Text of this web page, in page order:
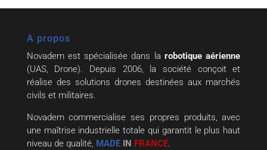
A propos
Novadem est spécialisée dans la robotique aérienne
(UAS, Drone). Depuis 2006, la société conçoit et
réalise des solutions drones destinées aux marchés
civils et militaires.
Novadem commercialise ses propres produits, avec
une maîtrise industrielle totale qui garantit le plus haut
niveau de qualité, MADEIN FRANCE.